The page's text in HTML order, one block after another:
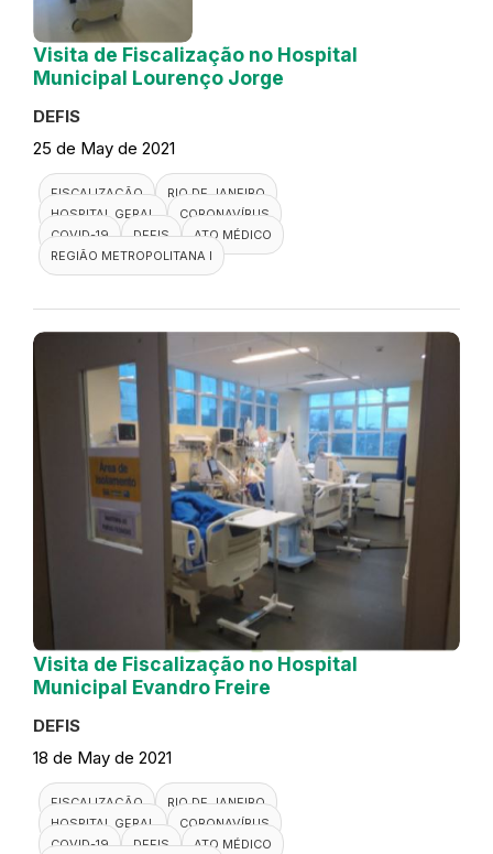
Visita de Fiscalização no Hospital
Municipal Lourenço Jorge
DEFIS
25 de May de 2021
FISCALIZAÇÃO
RIO DE JANEIRO
HOSPITAL GERAL
CORONAVÍRUS
COVID-19
DEFIS
ATO MÉDICO
REGIÃO METROPOLITANA I
Visita de Fiscalização no Hospital
Municipal Evandro Freire
DEFIS
18 de May de 2021
FISCALIZAÇÃO
RIO DE JANEIRO
HOSPITAL GERAL
CORONAVÍRUS
COVID-19
DEFIS
ATO MÉDICO